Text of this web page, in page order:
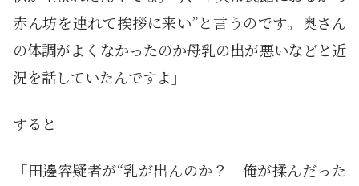
赤ん坊を連れて挨拶に来い”と言うのです。奥さん
の体調がよくなかったのか母乳の出が悪いなどと近
況を話していたんですよ」
すると
「田邊容疑者が“乳が出んのか？ 俺が揉んだった